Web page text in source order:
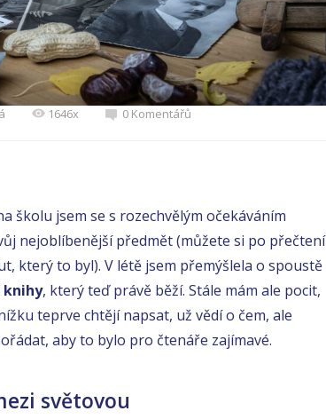
1646x 0 Komentářů
školu jsem se s rozechvělým očekáváním
nejoblíbenější předmět (můžete si po přečtení
který to byl). V létě jsem přemýšlela o spoustě
knihy, který teď právě běží. Stále mám ale pocit,
teprve chtějí napsat, už vědí o čem, ale
aby to bylo pro čtenáře zajímavé.
světovou